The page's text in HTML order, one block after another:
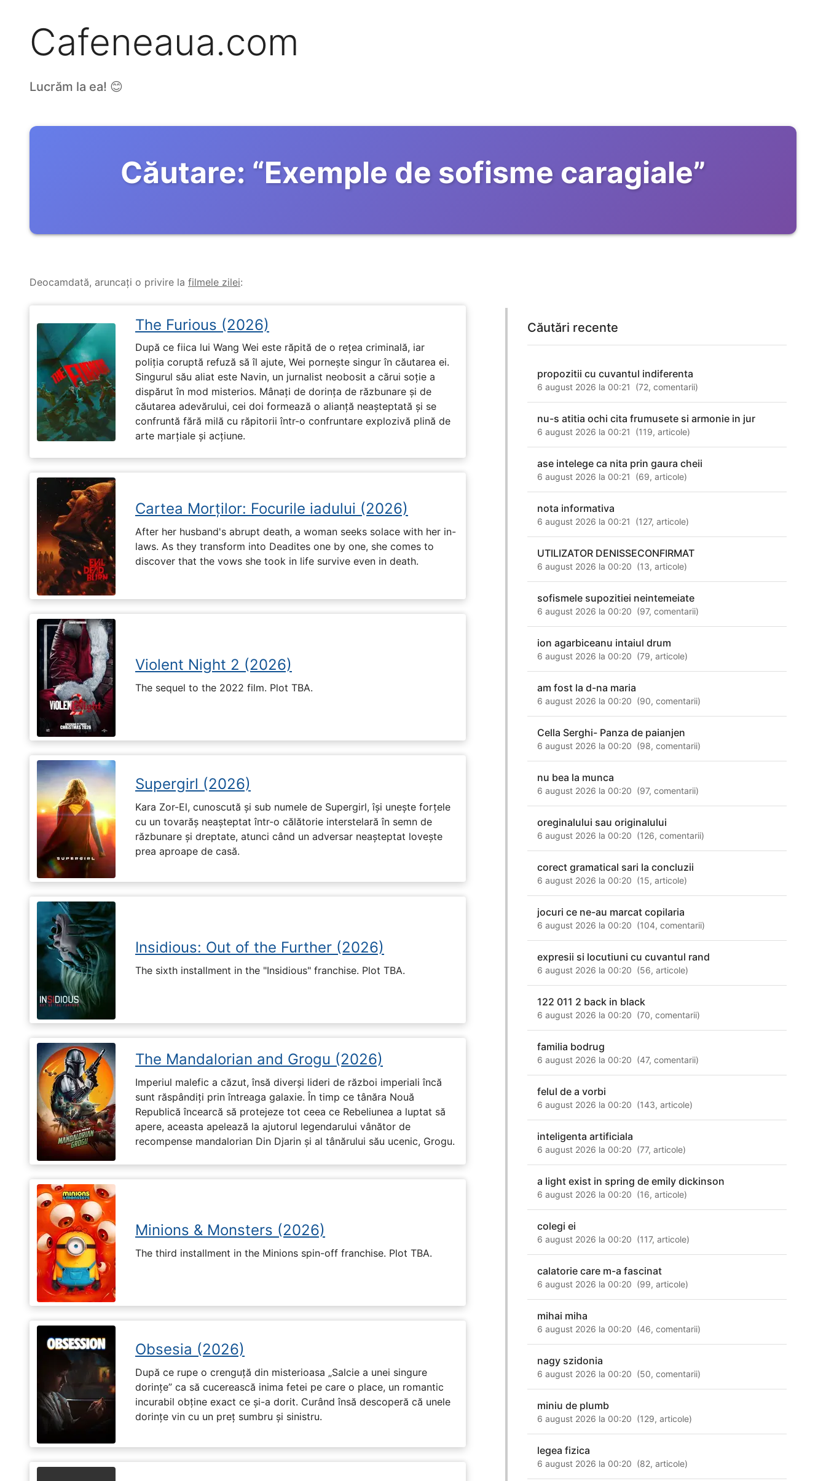
Cafeneaua.com
Lucrăm la ea! 😊
Căutare: “Exemple de sofisme caragiale”
Deocamdată, aruncați o privire la filmele zilei:
The Furious (2026)
După ce fiica lui Wang Wei este răpită de o rețea criminală, iar
poliția coruptă refuză să îl ajute, Wei pornește singur în căutarea ei.
Singurul său aliat este Navin, un jurnalist neobosit a cărui soție a
dispărut în mod misterios. Mânați de dorința de răzbunare și de
căutarea adevărului, cei doi formează o alianță neașteptată și se
confruntă fără milă cu răpitorii într-o confruntare explozivă plină de
arte marțiale și acțiune.
Cartea Morților: Focurile iadului (2026)
After her husband's abrupt death, a woman seeks solace with her in-
laws. As they transform into Deadites one by one, she comes to
discover that the vows she took in life survive even in death.
Violent Night 2 (2026)
The sequel to the 2022 film. Plot TBA.
Supergirl (2026)
Kara Zor-El, cunoscută și sub numele de Supergirl, își unește forțele
cu un tovarăș neașteptat într-o călătorie interstelară în semn de
răzbunare și dreptate, atunci când un adversar neașteptat lovește
prea aproape de casă.
Insidious: Out of the Further (2026)
The sixth installment in the "Insidious" franchise. Plot TBA.
The Mandalorian and Grogu (2026)
Imperiul malefic a căzut, însă diverși lideri de război imperiali încă
sunt răspândiți prin întreaga galaxie. În timp ce tânăra Nouă
Republică încearcă să protejeze tot ceea ce Rebeliunea a luptat să
apere, aceasta apelează la ajutorul legendarului vânător de
recompense mandalorian Din Djarin și al tânărului său ucenic, Grogu.
Minions & Monsters (2026)
The third installment in the Minions spin-off franchise. Plot TBA.
Obsesia (2026)
După ce rupe o crenguță din misterioasa „Salcie a unei singure
dorințe” ca să cucerească inima fetei pe care o place, un romantic
incurabil obține exact ce și-a dorit. Curând însă descoperă că unele
dorințe vin cu un preț sumbru și sinistru.
Căutări recente
propozitii cu cuvantul indiferenta
6 august 2026 la 00:21 (72,comentarii)
nu-s atitia ochi cita frumusete si armonie in jur
6 august 2026 la 00:21 (119,articole)
ase intelege ca nita prin gaura cheii
6 august 2026 la 00:21 (69,articole)
nota informativa
6 august 2026 la 00:21 (127,articole)
UTILIZATOR DENISSECONFIRMAT
6 august 2026 la 00:20 (13,articole)
sofismele supozitiei neintemeiate
6 august 2026 la 00:20 (97,comentarii)
ion agarbiceanu intaiul drum
6 august 2026 la 00:20 (79,articole)
am fost la d-na maria
6 august 2026 la 00:20 (90,comentarii)
Cella Serghi- Panza de paianjen
6 august 2026 la 00:20 (98,comentarii)
nu bea la munca
6 august 2026 la 00:20 (97,comentarii)
oreginalului sau originalului
6 august 2026 la 00:20 (126,comentarii)
corect gramatical sari la concluzii
6 august 2026 la 00:20 (15,articole)
jocuri ce ne-au marcat copilaria
6 august 2026 la 00:20 (104,comentarii)
expresii si locutiuni cu cuvantul rand
6 august 2026 la 00:20 (56,articole)
122 011 2 back in black
6 august 2026 la 00:20 (70,comentarii)
familia bodrug
6 august 2026 la 00:20 (47,comentarii)
felul de a vorbi
6 august 2026 la 00:20 (143,articole)
inteligenta artificiala
6 august 2026 la 00:20 (77,articole)
a light exist in spring de emily dickinson
6 august 2026 la 00:20 (16,articole)
colegi ei
6 august 2026 la 00:20 (117,articole)
calatorie care m-a fascinat
6 august 2026 la 00:20 (99,articole)
mihai miha
6 august 2026 la 00:20 (46,comentarii)
nagy szidonia
6 august 2026 la 00:20 (50,comentarii)
miniu de plumb
6 august 2026 la 00:20 (129,articole)
legea fizica
6 august 2026 la 00:20 (82,articole)